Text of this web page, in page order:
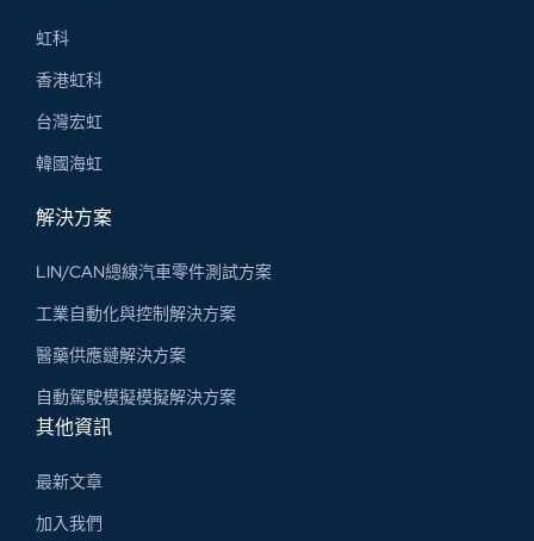
虹科
香港虹科
台灣宏虹
韓國海虹
解決方案
LIN/CAN總線汽車零件測試方案
工業自動化與控制解決方案
醫藥供應鏈解決方案
自動駕駛模擬模擬解決方案
其他資訊
最新文章
加入我們